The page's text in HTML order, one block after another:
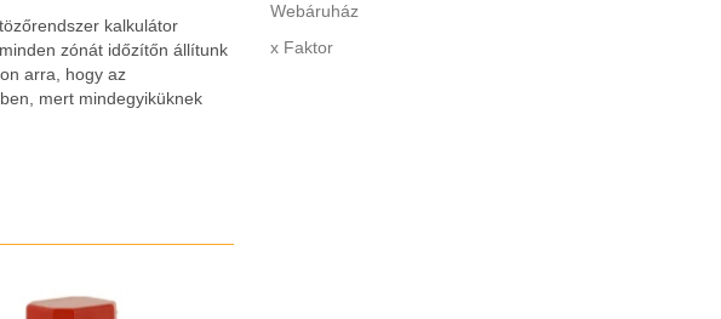
kalkulátor
zónát időzítőn állítunk
arra, hogy az
mert mindegyiküknek
Webáruház
x Faktor